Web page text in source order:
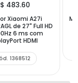
483.60
Xiaomi A27i
de 27" Full HD
6 ms com
HDMI
1368512